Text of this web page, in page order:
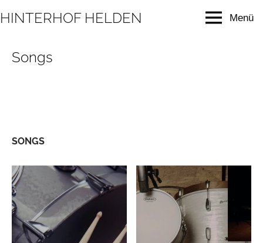
Inhalt
HINTERHOF HELDEN
modern
Menü
Songs
SONGS